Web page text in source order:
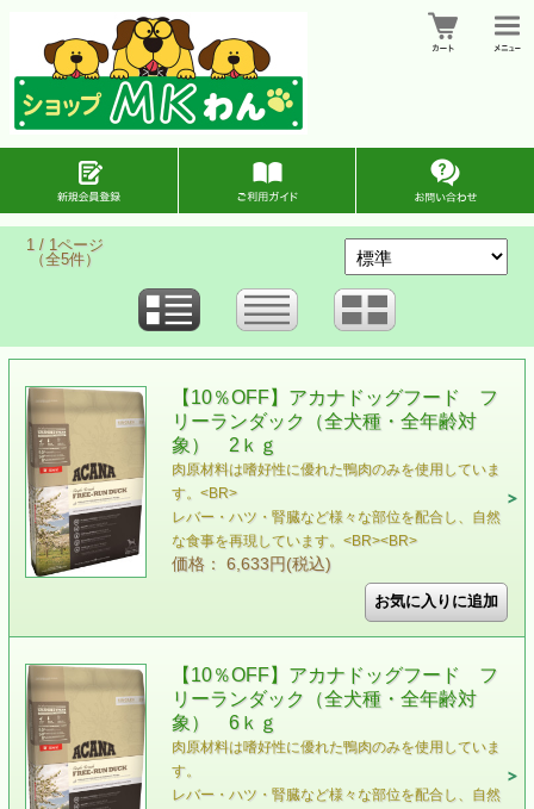
1 / 1ページ
（全5件）
【10％OFF】アカナドッグフード フ
リーランダック（全犬種・全年齢対
象） 2ｋｇ
肉原材料は嗜好性に優れた鴨肉のみを使用していま
す。<BR>
レバー・ハツ・腎臓など様々な部位を配合し、自然
な食事を再現しています。<BR><BR>
価格： 6,633円(税込)
【10％OFF】アカナドッグフード フ
リーランダック（全犬種・全年齢対
象） 6ｋｇ
肉原材料は嗜好性に優れた鴨肉のみを使用していま
す。
レバー・ハツ・腎臓など様々な部位を配合し、自然